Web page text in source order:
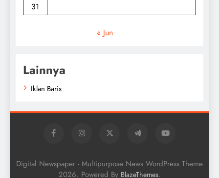
31
« Jun
Lainnya
Iklan Baris
Digital Newspaper - Multipurpose News WordPress Theme
2026. Powered By BlazeThemes.